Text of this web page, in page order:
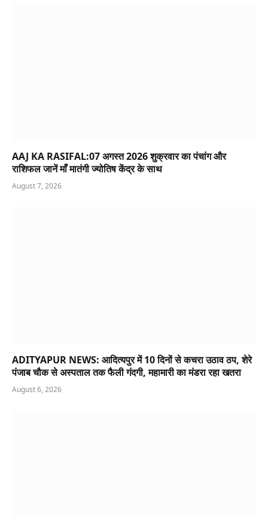
AAJ KA RASIFAL:07 अगस्त 2026 शुक्रवार का पंचांग और
राशिफल जानें माँ मातंगी ज्योतिष केंद्र के साथ
August 7, 2026
ADITYAPUR NEWS: आदित्यपुर में 10 दिनों से कचरा उठाव ठप, शेरे
पंजाब चौक से अस्पताल तक फैली गंदगी, महामारी का मंडरा रहा खतरा
August 6, 2026